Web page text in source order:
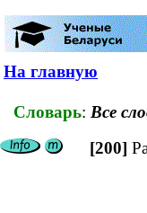
На главную
Словарь: Все
[200]